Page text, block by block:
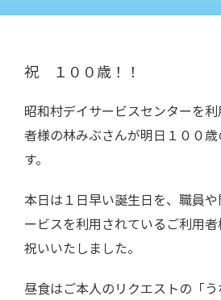
祝 １００歳！！
昭和村デイサービスセンターを
者様の林みぶさんが明日１００
す。
本日は１日早い誕生日を、職員
ービスを利用されているご利用
祝いいたしました。
昼食はご本人のリクエストの「う